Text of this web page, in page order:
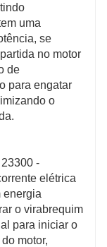
uma
se
no motor
de
para engatar
o
-
elétrica
energia
o virabrequim
para iniciar o
motor,